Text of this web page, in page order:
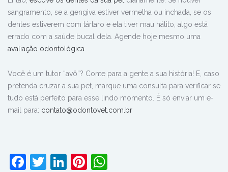
sangramento, se a gengiva estiver vermelha ou inchada, se os
dentes estiverem com tártaro e ela tiver mau hálito, algo está
errado com a saúde bucal dela. Agende hoje mesmo uma
avaliação odontológica.
Você é um tutor “avô”? Conte para a gente a sua história! E, caso
pretenda cruzar a sua pet, marque uma consulta para verificar se
tudo está perfeito para esse lindo momento. É só enviar um e-
mail para: contato@odontovet.com.br
Facebook
Twitter
LinkedIn
Pinterest